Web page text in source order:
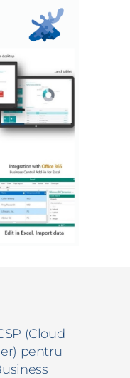
(Cloud
pentru